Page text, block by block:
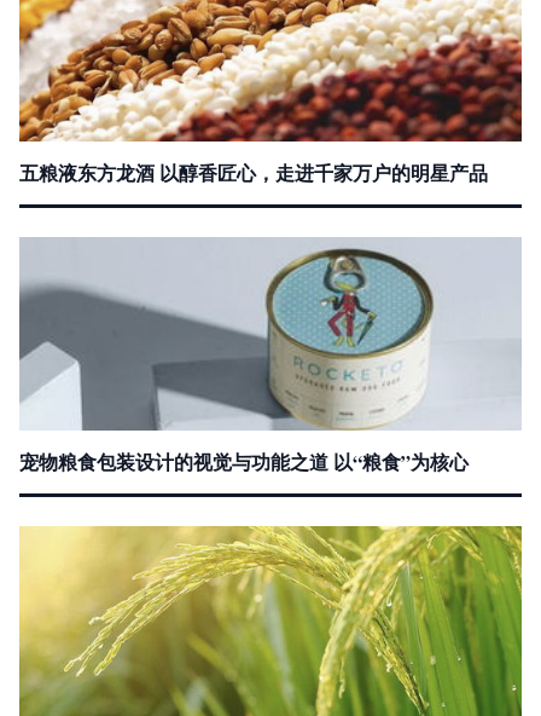
五粮液东方龙酒 以醇香匠心，走进千家万户的明星产品
宠物粮食包装设计的视觉与功能之道 以“粮食”为核心